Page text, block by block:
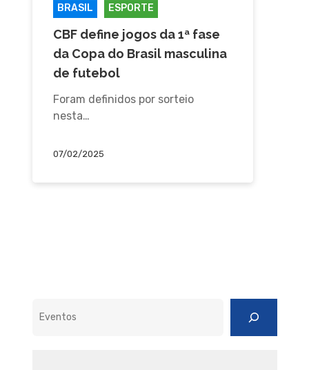
BRASIL ESPORTE
CBF define jogos da 1ª fase
da Copa do Brasil masculina
de futebol
Foram definidos por sorteio
nesta…
07/02/2025